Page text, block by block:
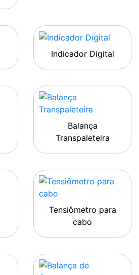
Indicador Digital
Balança
Transpaleteira
Tensiômetro para
cabo